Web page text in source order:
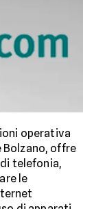
operativa
Bolzano, offre
telefonia,
le